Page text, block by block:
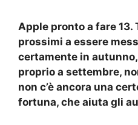
Apple pronto a fare 13.
prossimi a essere
certamente in
proprio a settembre,
non c’è ancora una
fortuna, che aiuta gli